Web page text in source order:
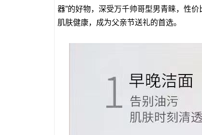
器”的好物，深受万千帅哥型男青睐，性
肌肤健康，成为父亲节送礼的首选。